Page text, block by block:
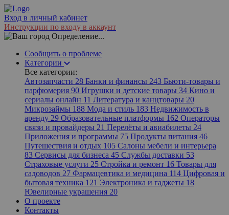
Вход в личный кабинет
Инструкции по входу в аккаунт
Определение...
Сообщить о проблеме
Категории
Все категории:
Автозапчасти 28 Банки и финансы 243 Бьюти-товары и
парфюмерия 90 Игрушки и детские товары 34 Кино и
сериалы онлайн 11 Литература и канцтовары 20
Микрозаймы 188 Мода и стиль 183 Недвижимость в
аренду 29 Образовательные платформы 162 Операторы
связи и провайдеры 21 Перелёты и авиабилеты 24
Приложения и программы 75 Продукты питания 46
Путешествия и отдых 105 Салоны мебели и интерьера
83 Сервисы для бизнеса 45 Службы доставки 53
Страховые услуги 25 Стройка и ремонт 16 Товары для
садоводов 27 Фармацевтика и медицина 114 Цифровая и
бытовая техника 121 Электроника и гаджеты 18
Ювелирные украшения 20
О проекте
Контакты